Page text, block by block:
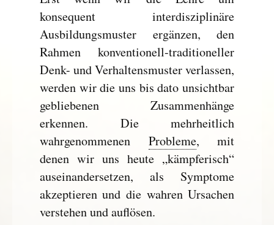
konsequent interdisziplinäre
Ausbildungsmuster ergänzen, den
Rahmen konventionell-traditioneller
Denk- und Verhaltensmuster verlassen,
werden wir die uns bis dato unsichtbar
gebliebenen Zusammenhänge
erkennen. Die mehrheitlich
wahrgenommenen Probleme, mit
denen wir uns heute „kämpferisch“
auseinandersetzen, als Symptome
akzeptieren und die wahren Ursachen
verstehen und auflösen.